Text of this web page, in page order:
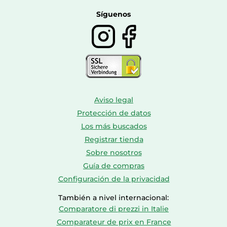
Síguenos
Aviso legal
Protección de datos
Los más buscados
Registrar tienda
Sobre nosotros
Guía de compras
Configuración de la privacidad
También a nivel internacional:
Comparatore di prezzi in Italie
Comparateur de prix en France